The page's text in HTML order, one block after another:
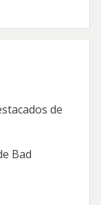
de
Bad